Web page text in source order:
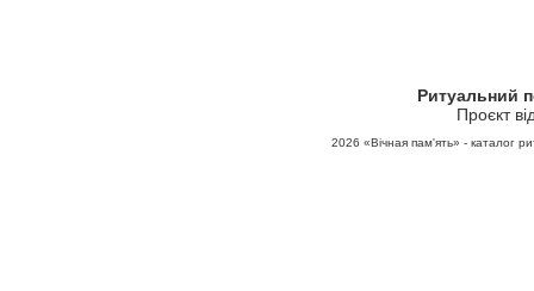
Ритуальний
Проєкт
2026 «Вічная пам'ять» - каталог